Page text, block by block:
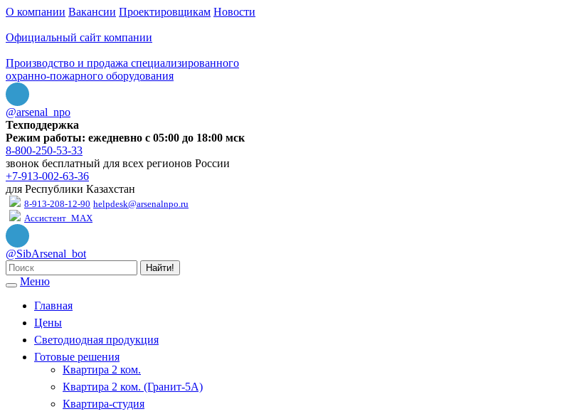
О компании Вакансии Проектировщикам Новости
Официальный сайт компании
Производство и продажа специализированного
охранно-пожарного оборудования
@arsenal_npo
Техподдержка
Режим работы: ежедневно с 05:00 до 18:00 мск
8-800-250-53-33
звонок бесплатный для всех регионов России
+7-913-002-63-36
для Республики Казахстан
8-913-208-12-90 helpdesk@arsenalnpo.ru
Ассистент_MAX
@SibArsenal_bot
Найти!
Меню
Главная
Цены
Светодиодная продукция
Готовые решения
Квартира 2 ком.
Квартира 2 ком. (Гранит-5А)
Квартира-студия